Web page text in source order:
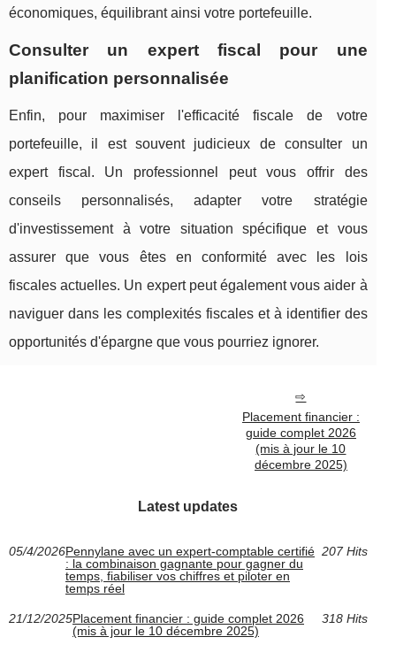
économiques, équilibrant ainsi votre portefeuille.
Consulter un expert fiscal pour une
planification personnalisée
Enfin, pour maximiser l'efficacité fiscale de votre
portefeuille, il est souvent judicieux de consulter un
expert fiscal. Un professionnel peut vous offrir des
conseils personnalisés, adapter votre stratégie
d'investissement à votre situation spécifique et vous
assurer que vous êtes en conformité avec les lois
fiscales actuelles. Un expert peut également vous aider à
naviguer dans les complexités fiscales et à identifier des
opportunités d'épargne que vous pourriez ignorer.
Placement financier :
guide complet 2026
(mis à jour le 10
décembre 2025)
Latest updates
05/4/2026Pennylane avec un expert-comptable certifié
: la combinaison gagnante pour gagner du
temps, fiabiliser vos chiffres et piloter en
temps réel
207 Hits
21/12/2025Placement financier : guide complet 2026
(mis à jour le 10 décembre 2025)
318 Hits